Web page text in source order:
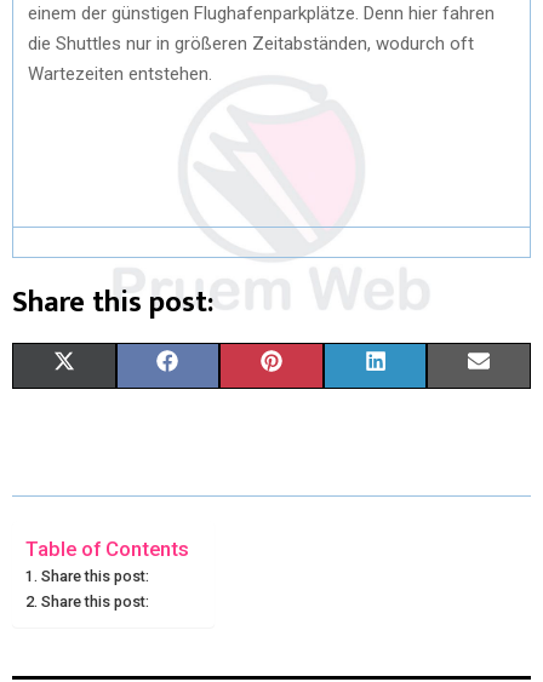
einem der günstigen Flughafenparkplätze. Denn hier fahren
die Shuttles nur in größeren Zeitabständen, wodurch oft
Wartezeiten entstehen.
Share this post:
W
T
E T K I
Table of Contents
Share this post:
Share this post: